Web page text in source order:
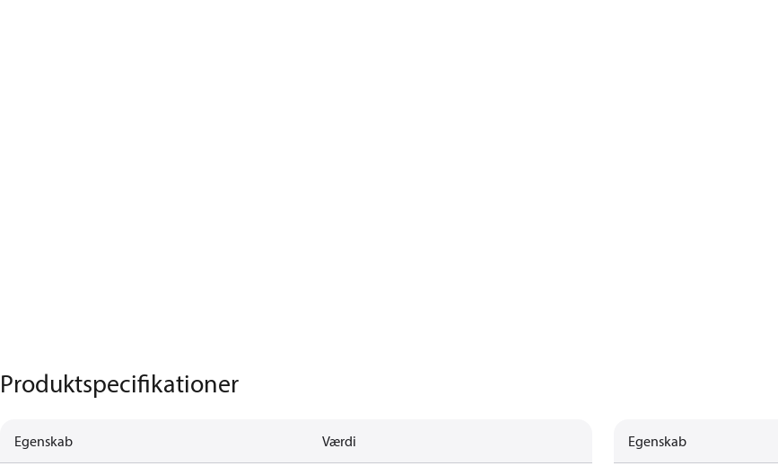
Produktspecifikationer
Egenskab Værdi Egenskab